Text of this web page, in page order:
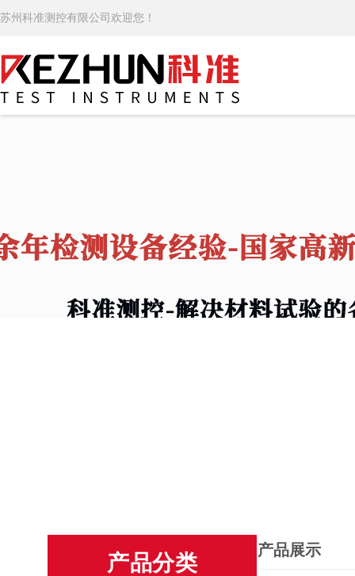
苏州科准测控有限公司欢迎您！
产品分类
产品展示